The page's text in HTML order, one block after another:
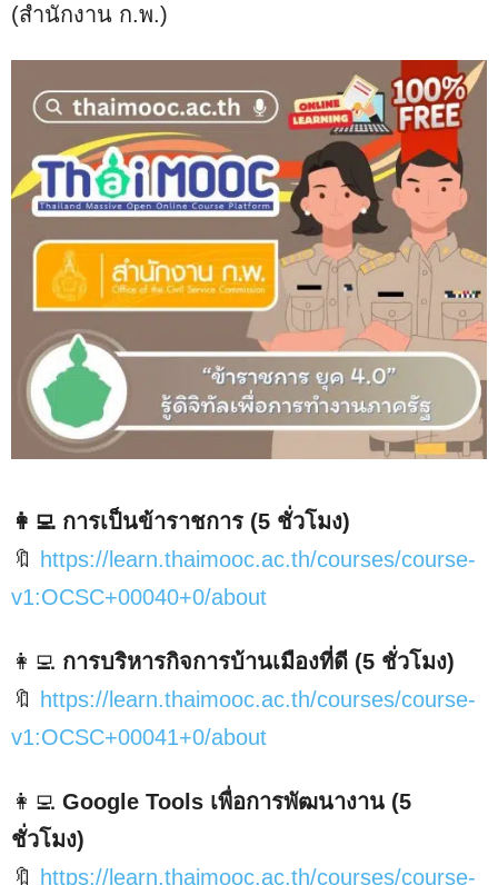
(สำนักงาน ก.พ.)
👩‍💻 การเป็นข้าราชการ (5 ชั่วโมง)
🔖 https://learn.thaimooc.ac.th/courses/course-
v1:OCSC+00040+0/about
👩‍💻 การบริหารกิจการบ้านเมืองที่ดี (5 ชั่วโมง)
🔖 https://learn.thaimooc.ac.th/courses/course-
v1:OCSC+00041+0/about
👩‍💻 Google Tools เพื่อการพัฒนางาน (5
ชั่วโมง)
🔖 https://learn.thaimooc.ac.th/courses/course-